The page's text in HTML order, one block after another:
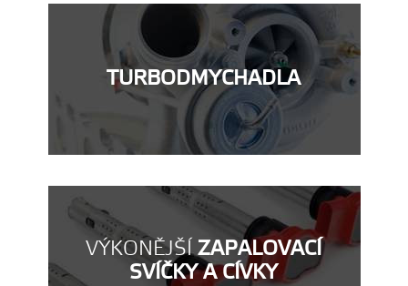
TURBODMYCHADLA
VÝKONĚJŠÍZAPALOVACÍ
SVÍČKY A CÍVKY